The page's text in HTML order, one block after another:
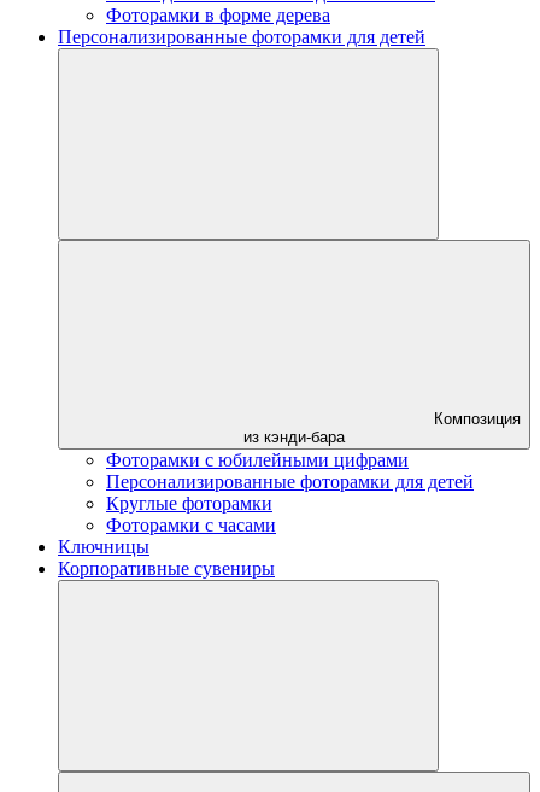
Фоторамки в форме дерева
Персонализированные фоторамки для детей
Композиция
из кэнди-бара
Фоторамки с юбилейными цифрами
Персонализированные фоторамки для детей
Круглые фоторамки
Фоторамки с часами
Ключницы
Корпоративные сувениры